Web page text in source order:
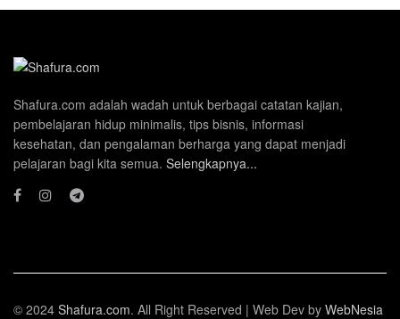
Shafura.com adalah wadah untuk berbagai catatan kajian,
pembelajaran hidup minimalis, tips bisnis, informasi
kesehatan, dan pengalaman berharga yang dapat menjadi
pelajaran bagi kita semua. Selengkapnya...
© 2024 Shafura.com. All Right Reserved | Web Dev by WebNesia